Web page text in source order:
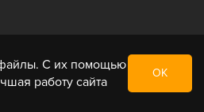
С их помощью
работу сайта
ОК